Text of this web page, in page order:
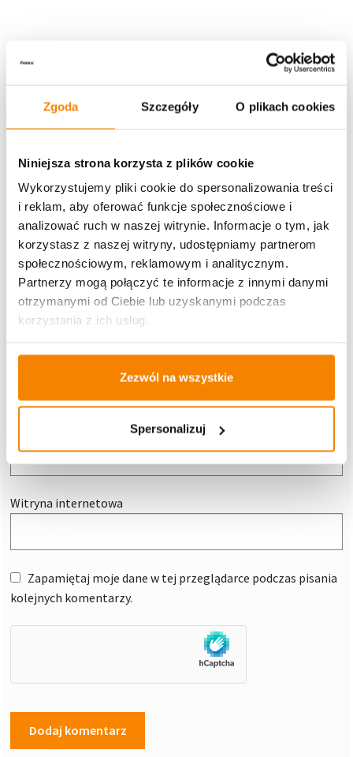
Zgoda Szczegóły O plikach cookies
Niniejsza strona korzysta z plików cookie
Wykorzystujemy pliki cookie do spersonalizowania treści
i reklam, aby oferować funkcje społecznościowe i
analizować ruch w naszej witrynie. Informacje o tym, jak
korzystasz z naszej witryny, udostępniamy partnerom
społecznościowym, reklamowym i analitycznym.
Partnerzy mogą połączyć te informacje z innymi danymi
otrzymanymi od Ciebie lub uzyskanymi podczas
korzystania z ich usług.
Zezwól na wszystkie
Spersonalizuj
Dodaj komentarz
są oznaczone
Nazwa*
Witryna internetowa
Zapamiętaj moje dane w tej przeglądarce podczas pisania
kolejnych komentarzy.